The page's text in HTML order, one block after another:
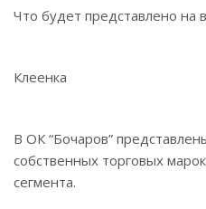
Что будет представлено на
Клеенка
В ОК “Бочаров”
собственных торговых
сегмента.